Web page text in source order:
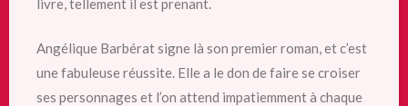
Angélique Barbérat signe là son premier roman, et c’est
une fabuleuse réussite. Elle a le don de faire se croiser
ses personnages et l’on attend impatiemment à chaque